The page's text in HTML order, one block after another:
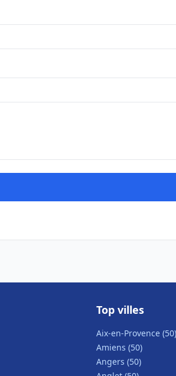
Top villes
Aix-en-Provence (50)
Amiens (50)
Angers (50)